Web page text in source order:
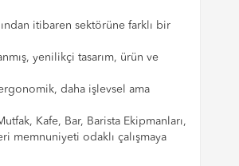
itibaren sektörüne farklı bir
yenilikçi tasarım, ürün ve
daha işlevsel ama
Kafe, Bar, Barista Ekipmanları,
memnuniyeti odaklı çalışmaya